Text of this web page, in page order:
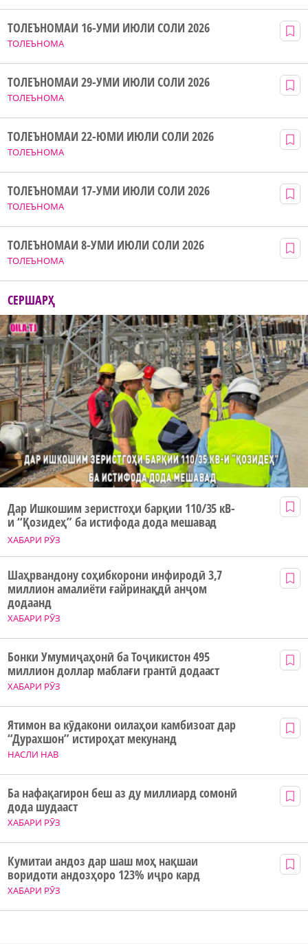
ТОЛЕЪНОМА
ТОЛЕЪНОМАИ 16-УМИ ИЮЛИ СОЛИ 2026
ТОЛЕЪНОМА
ТОЛЕЪНОМАИ 29-УМИ ИЮЛИ СОЛИ 2026
ТОЛЕЪНОМА
ТОЛЕЪНОМАИ 22-ЮМИ ИЮЛИ СОЛИ 2026
ТОЛЕЪНОМА
ТОЛЕЪНОМАИ 17-УМИ ИЮЛИ СОЛИ 2026
ТОЛЕЪНОМА
ТОЛЕЪНОМАИ 8-УМИ ИЮЛИ СОЛИ 2026
СЕРШАРҲ
ХАБАРИ РӮЗ
Дар Ишкошим зеристгоҳи барқии 110/35 кВ-
и “Қозидеҳ” ба истифода дода мешавад
ХАБАРИ РӮЗ
Шаҳрвандону соҳибкорони инфиродӣ 3,7
миллион амалиёти ғайринақдӣ анҷом
додаанд
ХАБАРИ РӮЗ
Бонки Умумиҷаҳонӣ ба Тоҷикистон 495
миллион доллар маблағи грантӣ додааст
НАСЛИ НАВ
Ятимон ва кӯдакони оилаҳои камбизоат дар
“Дурахшон” истироҳат мекунанд
ХАБАРИ РӮЗ
Ба нафақагирон беш аз ду миллиард сомонӣ
дода шудааст
ХАБАРИ РӮЗ
Кумитаи андоз дар шаш моҳ нақшаи
воридоти андозҳоро 123% иҷро кард